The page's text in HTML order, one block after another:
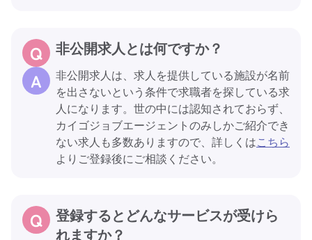
非公開求人とは何ですか？
非公開求人は、求人を提供している施設が名前
を出さないという条件で求職者を探している求
人になります。世の中には認知されておらず、
カイゴジョブエージェントのみしかご紹介でき
ない求人も多数ありますので、詳しくはこちら
よりご登録後にご相談ください。
登録するとどんなサービスが受けら
れますか？